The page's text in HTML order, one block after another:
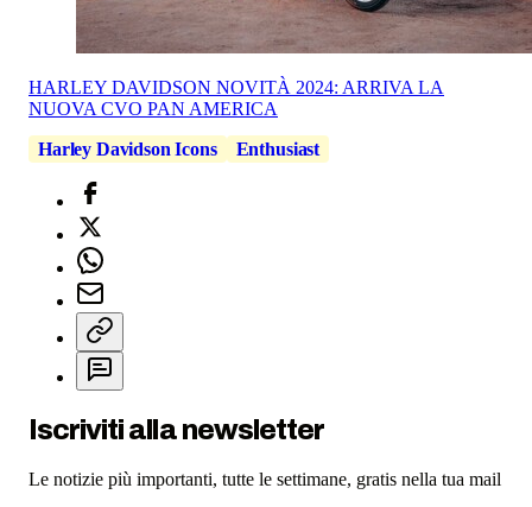
HARLEY DAVIDSON NOVITÀ 2024: ARRIVA LA
NUOVA CVO PAN AMERICA
Harley Davidson Icons
Enthusiast
Iscriviti alla newsletter
Le notizie più importanti, tutte le settimane, gratis nella tua mail